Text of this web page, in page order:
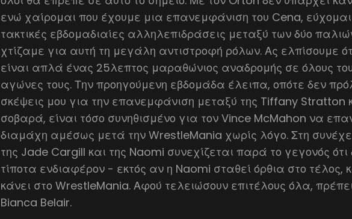
ενώ χαίρομαι που έχουμε μια επανεμφάνιση του Cena,
τακτικές εβδομαδιαίες αλληλεπιδράσεις μεταξύ των δύο
χτίζαμε για αυτή τη μεγάλη αντιστροφή ρόλων. Ας ελπίσουμε
είναι απλά ένας 25λεπτος μαραθώνιος αναδρομής σε όλους
αγώνες τους. Την προηγούμενη εβδομάδα έλειπα, οπότε δεν
σκέψεις μου για την επανεμφάνιση μεταξύ της Tiffany Stratton
σοβαρά, είναι τόσο συνηθισμένο για τον Vince McMahon να
διαμάχη αμέσως μετά την WrestleMania χωρίς λόγο. Στη
της Jade Cargill και της Naomi συνεχίζεται παρά το γεγονός ότι
τίποτα ενδιαφέρον - εκτός αν η Naomi σταθεί όρθια στο τέλος,
κάνει στο WrestleMania. Αφού τελειώσουν επιτέλους όλα,
Bianca Belair.